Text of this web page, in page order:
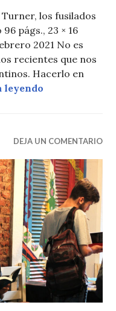
los fusilados
págs., 23 × 16
2021 No es
recientes que nos
Hacerlo en
leyendo
DEJA UN COMENTARIO